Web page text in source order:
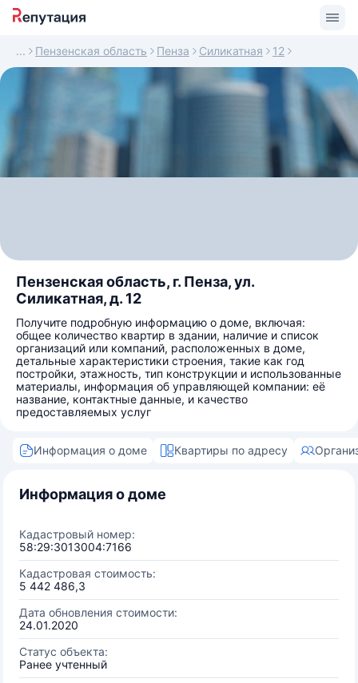
Пензенская область Пенза Силикатная 12
Пензенская область, г. Пенза, ул.
Силикатная, д. 12
Получите подробную информацию о доме, включая:
общее количество квартир в здании, наличие и список
организаций или компаний, расположенных в доме,
детальные характеристики строения, такие как год
постройки, этажность, тип конструкции и использованные
материалы, информация об управляющей компании: её
название, контактные данные, и качество
предоставляемых услуг
Информация о доме Квартиры по адресу
Информация о доме
Кадастровый номер:
58:29:3013004:7166
Кадастровая стоимость:
5 442 486,3
Дата обновления стоимости:
24.01.2020
Статус объекта:
Ранее учтенный